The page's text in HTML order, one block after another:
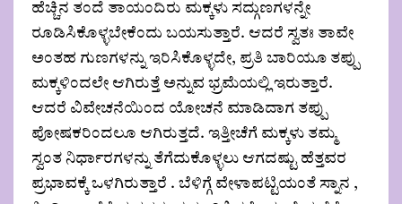
ಹೆಚ್ಚಿನ ತಂದೆ ತಾಯಂದಿರು ಮಕ್ಕಳು ಸದ್ಗುಣಗಳನ್ನೇ
ರೂಡಿಸಿಕೊಳ್ಳಬೇಕೆಂದು ಬಯಸುತ್ತಾರೆ. ಆದರೆ ಸ್ವತಃ ತಾವೇ
ಅಂತಹ ಗುಣಗಳನ್ನು ಇರಿಸಿಕೊಳ್ಳದೇ, ಪ್ರತಿ ಬಾರಿಯೂ ತಪ್ಪು
ಮಕ್ಕಳಿಂದಲೇ ಆಗಿರುತ್ತೆ ಅನ್ನುವ ಭ್ರಮೆಯಲ್ಲಿ ಇರುತ್ತಾರೆ.
ಆದರೆ ವಿವೇಚನೆಯಿಂದ ಯೋಚನೆ ಮಾಡಿದಾಗ ತಪ್ಪು
ಪೋಷಕರಿಂದಲೂ ಆಗಿರುತ್ತದೆ. ಇತ್ತೀಚೆಗೆ ಮಕ್ಕಳು ತಮ್ಮ
ಸ್ವಂತ ನಿರ್ಧಾರಗಳನ್ನು ತೆಗೆದುಕೊಳ್ಳಲು ಆಗದಷ್ಟು ಹೆತ್ತವರ
ಪ್ರಭಾವಕ್ಕೆ ಒಳಗಿರುತ್ತಾರೆ . ಬೆಳಿಗ್ಗೆ ವೇಳಾಪಟ್ಟಿಯಂತೆ ಸ್ನಾನ ,